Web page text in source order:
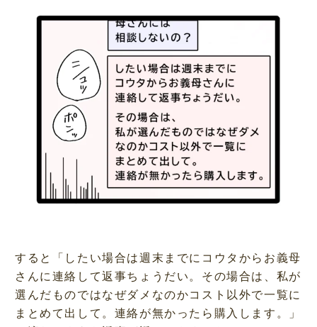
すると「したい場合は週末までにコウタからお義母
さんに連絡して返事ちょうだい。その場合は、私が
選んだものではなぜダメなのかコスト以外で一覧に
まとめて出して。連絡が無かったら購入します。」